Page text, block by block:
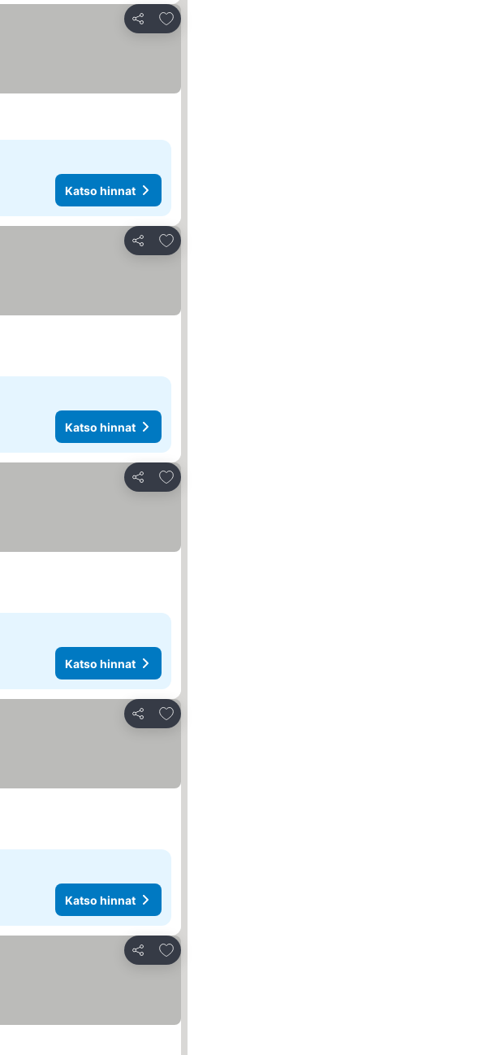
Jaa
Lisää suosikkeihin
Katso hinnat
Jaa
Lisää suosikkeihin
Katso hinnat
Jaa
Lisää suosikkeihin
Katso hinnat
Jaa
Lisää suosikkeihin
Katso hinnat
Jaa
Lisää suosikkeihin